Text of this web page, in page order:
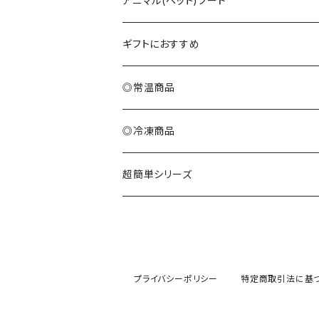
ギフトにおすすめ
◎常温商品
◎冷凍商品
超簡単シリーズ
プライバシーポリシー 特定商取引法に基